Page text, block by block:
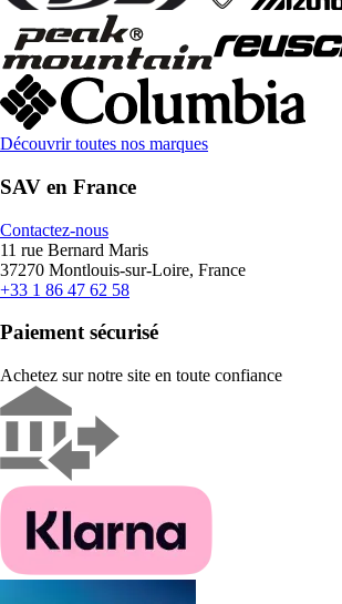
Découvrir toutes nos marques
SAV en France
Contactez-nous
11 rue Bernard Maris
37270 Montlouis-sur-Loire, France
+33 1 86 47 62 58
Paiement sécurisé
Achetez sur notre site en toute confiance